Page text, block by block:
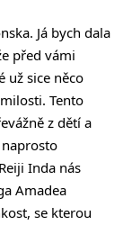
Já bych dala
před vámi
už sice něco
Tento
z dětí a
Inda nás
Amadea
se kterou